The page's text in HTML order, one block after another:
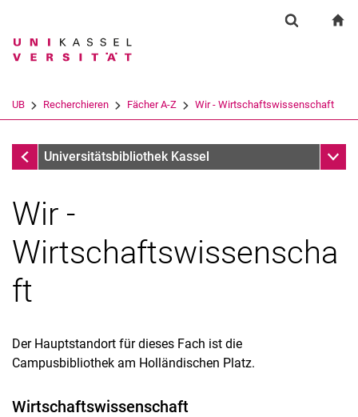
Springe direkt zu: Inhalt
Springe direkt zu: Suche
Springe direkt zu:
Suchbegriff
Suchen (öffnet externen Link in einem
UB Recherchieren Fächer A-Z Wir - Wirtschaftswissenschaft
Fachsystematiken
Universitätsbibliothek Kassel
Kataloge, Datenbanken
Suchtipps für KARLA
Kaufvorschlag
Wir -
Wirtschaftswissenscha
ft
Der Hauptstandort für dieses Fach ist die
Campusbibliothek am Holländischen Platz.
Wirtschaftswissenschaft